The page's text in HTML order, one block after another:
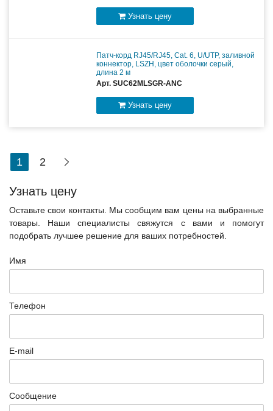
Узнать цену
Патч-корд RJ45/RJ45, Cat. 6, U/UTP, заливной
коннектор, LSZH, цвет оболочки серый,
длина 2 м
Арт. SUC62MLSGR-ANC
Узнать цену
1 2
Узнать цену
Оставьте свои контакты. Мы сообщим вам цены на выбранные
товары. Наши специалисты свяжутся с вами и помогут
подобрать лучшее решение для ваших потребностей.
Имя
Телефон
E-mail
Сообщение